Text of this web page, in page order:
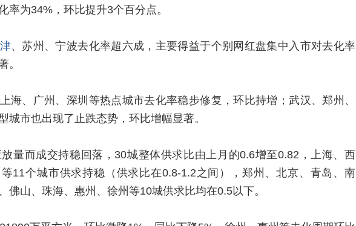
率为34%，环比提升3个百分点。
、苏州、宁波去化率超六成，主要得益于个别网红盘集中入市对去化率
。
海、广州、深圳等热点城市去化率稳步修复，环比持增；武汉、郑州、
城市也出现了止跌态势，环比增幅显著。
量而成交持稳回落，30城整体供求比由上月的0.6增至0.82，上海、西
11个城市供求持稳（供求比在0.8-1.2之间），郑州、北京、青岛、南
佛山、珠海、惠州、徐州等10城供求比均在0.5以下。